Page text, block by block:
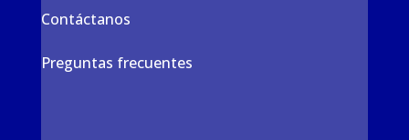
Contáctanos
Preguntas frecuentes